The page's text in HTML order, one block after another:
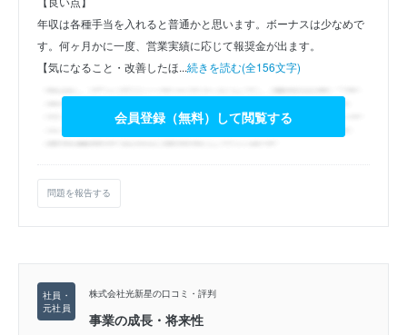
年収は各種手当を入れると普通かと思います。ボーナスは少なめで
す。何ヶ月かに一度、営業実績に応じて報奨金が出ます。
【気になること・改善したほ...続きを読む(全156文字)
会員登録（無料）して閲覧する
問題を報告する
株式会社光新星の口コミ・評判
事業の成長・将来性